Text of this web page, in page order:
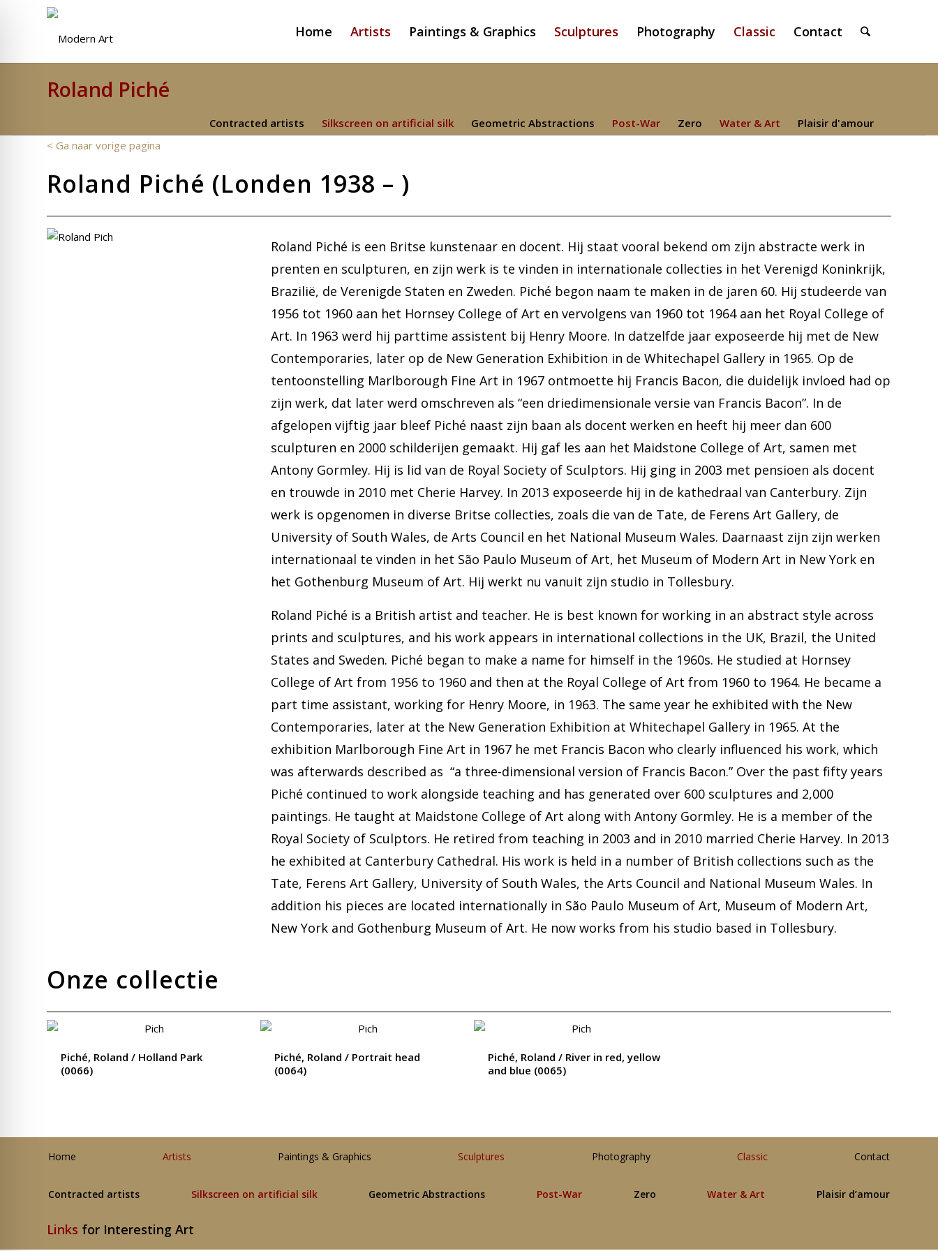
Home Artists Paintings & Graphics Sculptures Photography Classic Contact
Roland Piché
Contracted artists Silkscreen on artificial silk Geometric Abstractions Post-War Zero Water & Art
Plaisir d'amour
< Ga naar vorige pagina
Roland Piché (Londen 1938 – )
Roland Piché is een Britse kunstenaar en docent. Hij staat vooral bekend om zijn abstracte werk in
prenten en sculpturen, en zijn werk is te vinden in internationale collecties in het Verenigd Koninkrijk,
Brazilië, de Verenigde Staten en Zweden. Piché begon naam te maken in de jaren 60. Hij studeerde van
1956 tot 1960 aan het Hornsey College of Art en vervolgens van 1960 tot 1964 aan het Royal College of
Art. In 1963 werd hij parttime assistent bij Henry Moore. In datzelfde jaar exposeerde hij met de New
Contemporaries, later op de New Generation Exhibition in de Whitechapel Gallery in 1965. Op de
tentoonstelling Marlborough Fine Art in 1967 ontmoette hij Francis Bacon, die duidelijk invloed had op
zijn werk, dat later werd omschreven als “een driedimensionale versie van Francis Bacon”. In de
afgelopen vijftig jaar bleef Piché naast zijn baan als docent werken en heeft hij meer dan 600
sculpturen en 2000 schilderijen gemaakt. Hij gaf les aan het Maidstone College of Art, samen met
Antony Gormley. Hij is lid van de Royal Society of Sculptors. Hij ging in 2003 met pensioen als docent
en trouwde in 2010 met Cherie Harvey. In 2013 exposeerde hij in de kathedraal van Canterbury. Zijn
werk is opgenomen in diverse Britse collecties, zoals die van de Tate, de Ferens Art Gallery, de
University of South Wales, de Arts Council en het National Museum Wales. Daarnaast zijn zijn werken
internationaal te vinden in het São Paulo Museum of Art, het Museum of Modern Art in New York en
het Gothenburg Museum of Art. Hij werkt nu vanuit zijn studio in Tollesbury.
Roland Piché is a British artist and teacher. He is best known for working in an abstract style across
prints and sculptures, and his work appears in international collections in the UK, Brazil, the United
States and Sweden. Piché began to make a name for himself in the 1960s. He studied at Hornsey
College of Art from 1956 to 1960 and then at the Royal College of Art from 1960 to 1964. He became a
part time assistant, working for Henry Moore, in 1963. The same year he exhibited with the New
Contemporaries, later at the New Generation Exhibition at Whitechapel Gallery in 1965. At the
exhibition Marlborough Fine Art in 1967 he met Francis Bacon who clearly influenced his work, which
was afterwards described as “a three-dimensional version of Francis Bacon.” Over the past fifty years
Piché continued to work alongside teaching and has generated over 600 sculptures and 2,000
paintings. He taught at Maidstone College of Art along with Antony Gormley. He is a member of the
Royal Society of Sculptors. He retired from teaching in 2003 and in 2010 married Cherie Harvey. In 2013
he exhibited at Canterbury Cathedral. His work is held in a number of British collections such as the
Tate, Ferens Art Gallery, University of South Wales, the Arts Council and National Museum Wales. In
addition his pieces are located internationally in São Paulo Museum of Art, Museum of Modern Art,
New York and Gothenburg Museum of Art. He now works from his studio based in Tollesbury.
Onze collectie
Piché, Roland / Holland Park
(0066)
Piché, Roland / Portrait head
(0064)
Piché, Roland / River in red, yellow
and blue (0065)
Home Artists Paintings & Graphics Sculptures Photography Classic Contact
Contracted artists Silkscreen on artificial silk Geometric Abstractions Post-War Zero Water & Art Plaisir d’amour
Links for Interesting Art